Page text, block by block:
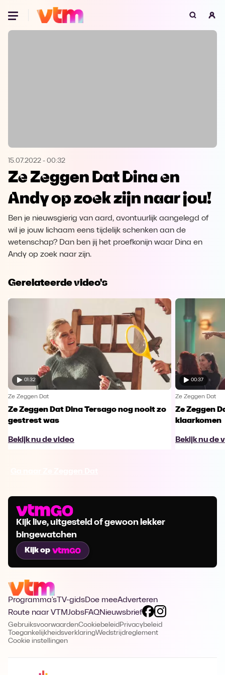
Oeps, browser niet ondersteund
Microsoft Edge Download
Opera Download
15.07.2022 - 00:32
Ze Zeggen Dat Dina en
Andy op zoek zijn naar jou!
Ben je nieuwsgierig van aard, avontuurlijk aangelegd of
wil je jouw lichaam eens tijdelijk schenken aan de
wetenschap? Dan ben jij het proefkonijn waar Dina en
Andy op zoek naar zijn.
Gerelateerde video's
01:32
Ze Zeggen Dat
Ze Zeggen Dat Dina Tersago nog nooit zo
gestrest was
Bekijk nu de video
00:37
Ze Zeggen Dat
Ze Zeggen
klaarkomen
Bekijk nu de
Kijk live, uitgesteld of gewoon lekker
bingewatchen
Kijk op
Programma's TV-gidsDoe meeAdverteren
Route naar VTMJobsFAQNieuwsbrief
GebruiksvoorwaardenCookiebeleid Privacybeleid
ToegankelijkheidsverklaringWedstrijdreglement
Cookie instellingen